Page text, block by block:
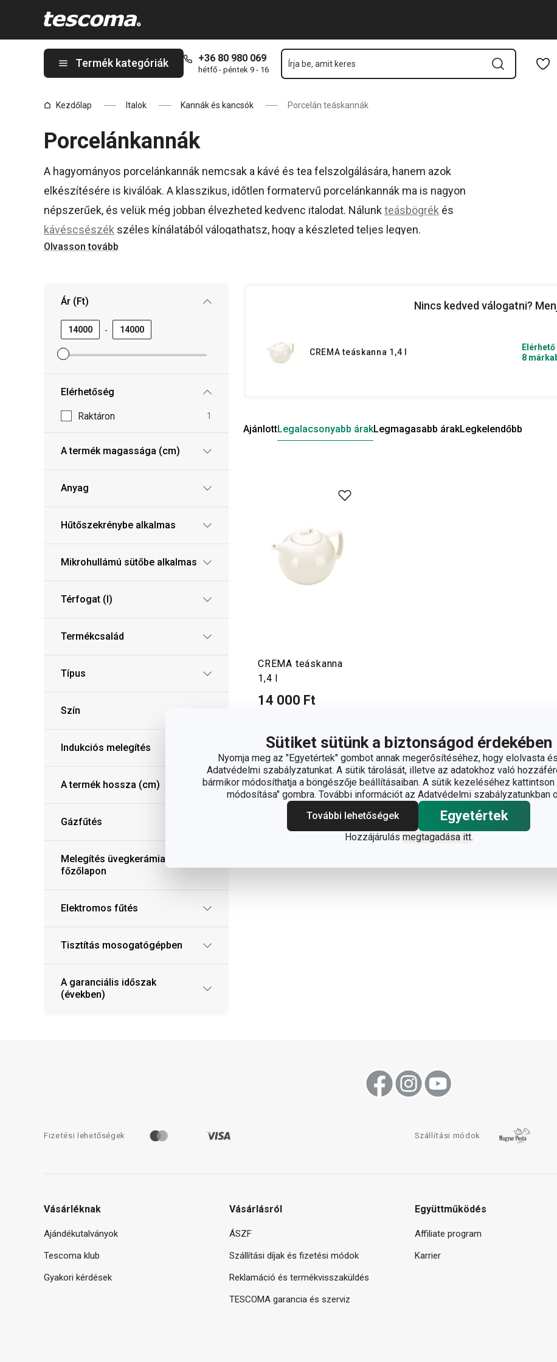
Sütiket sütünk a biztonságod érdekében
Nyomja meg az "Egyetértek" gombot annak megerősítéséhez, hogy elolvasta
Adatvédelmi szabályzatunkat. A sütik tárolását, illetve az adatokhoz való
bármikor módosíthatja a böngészője beállításaiban. A sütik kezeléséhez kattintson
módosítása" gombra. További információt az Adatvédelmi szabályzatunkban
További lehetőségek
Egyetértek
Hozzájárulás megtagadása itt.
Termék kategóriák +36 80 980 069
hétfő - péntek 9 - 16
Kezdőlap Italok Kannák és kancsók Porcelán teáskannák
Porcelánkannák
A hagyományos porcelánkannák nemcsak a kávé és tea felszolgálására, hanem azok
elkészítésére is kiválóak. A klasszikus, időtlen formatervű porcelánkannák ma is nagyon
népszerűek, és velük még jobban élvezheted kedvenc italodat. Nálunkteásbögrék és
kávéscsészék széles kínálatából válogathatsz, hogy a készleted teljes legyen.
Olvasson tovább
Ár (Ft)
-
Minimum ár szűrő beállítása
Maximum ár szűrő beállítása
Elérhetőség
Raktáron 1
A termék magassága (cm)
Anyag
Hűtőszekrénybe alkalmas
Mikrohullámú sütőbe alkalmas
Térfogat (l)
Termékcsalád
Típus
Szín
Indukciós melegítés
A termék hossza (cm)
Gázfűtés
Melegítés üvegkerámia
főzőlapon
Elektromos fűtés
Tisztítás mosogatógépben
A garanciális időszak
(években)
Nincs kedved válogatni?
CREMA teáskanna 1,4 l
8
AjánlottLegalacsonyabb árakLegmagasabb árakLegkelendőbb
CREMA teáskanna
1,4 l
14 000 Ft
8 márkaboltban elérhető
Kosárba
Fizetési lehetőségek Szállítási módok
Vásárléknak
Ajándékutalványok
Tescoma klub
Gyakori kérdések
Vásárlásról
ÁSZF
Szállítási díjak és fizetési módok
Reklamáció és termékvisszaküldés
TESCOMA garancia és szerviz
Együttműködés
Affiliate program
Karrier